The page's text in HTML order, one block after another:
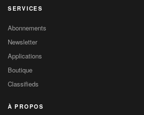
SERVICES
Abonnements
Newsletter
Applications
Boutique
Classifieds
À PROPOS